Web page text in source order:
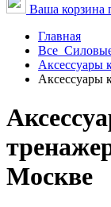
Ваша корзина
Главная
Все
Аксессуары
Аксессуары
Москве